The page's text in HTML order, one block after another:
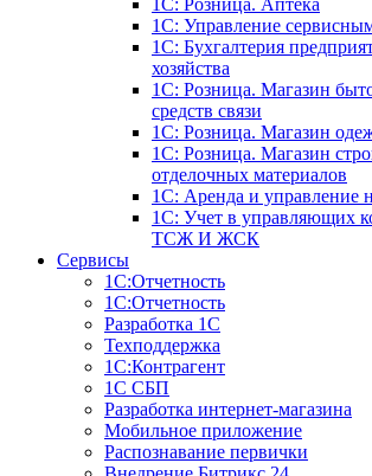
1С: Управление
1С: Бухгалтерия
хозяйства
1С: Розница. Магазин
средств связи
1С: Розница. Магазин
1С: Розница. Магазин
отделочных материалов
1С: Аренда и управление
1C: Учет в управляющих
ТСЖ И ЖСК
Сервисы
1С:Отчетность
1С:Отчетность
Разработка 1С
Техподдержка
1С:Контрагент
1С СБП
Разработка интернет-магазина
Мобильное приложение
Распознавание первички